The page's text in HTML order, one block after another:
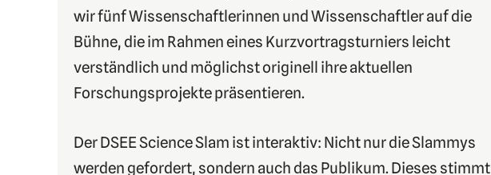
wir fünf Wissenschaftlerinnen und Wissenschaftler auf die
Bühne, die im Rahmen eines Kurzvortragsturniers leicht
verständlich und möglichst originell ihre aktuellen
Forschungsprojekte präsentieren.
Der DSEE Science Slam ist interaktiv: Nicht nur die Slammys
werden gefordert, sondern auch das Publikum. Dieses stimmt